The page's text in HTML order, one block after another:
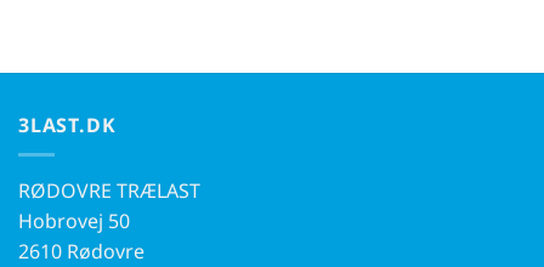
3LAST.DK
RØDOVRE TRÆLAST
Hobrovej 50
2610 Rødovre